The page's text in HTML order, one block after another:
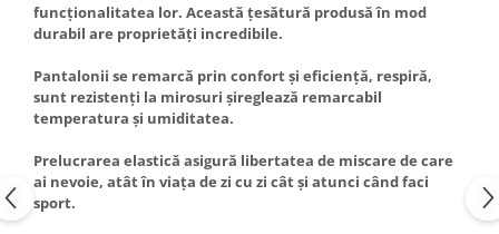
funcționalitatea lor. Această țesătură produsă în mod
durabil are proprietăți incredibile.
Pantalonii se remarcă prin confort și eficiență, respiră,
sunt rezistenți la mirosuri șireglează remarcabil
temperatura și umiditatea.
Prelucrarea elastică asigură libertatea de miscare de care
ai nevoie, atât în viața de zi cu zi cât și atunci când faci
sport.